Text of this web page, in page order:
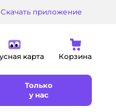
Скачать приложение
карта Корзина
Только
у нас